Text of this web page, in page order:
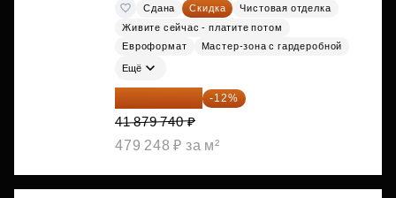
Сдана Скидка
Чистовая отделка
Живите сейчас - платите потом
Евроформат
Мастер-зона с гардеробной
Ещё
36 854 171 ₽ -12%
41 879 740 ₽
479 248 ₽ за м²